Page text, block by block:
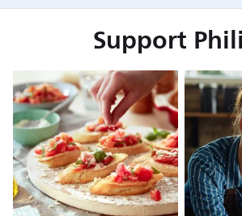
Support